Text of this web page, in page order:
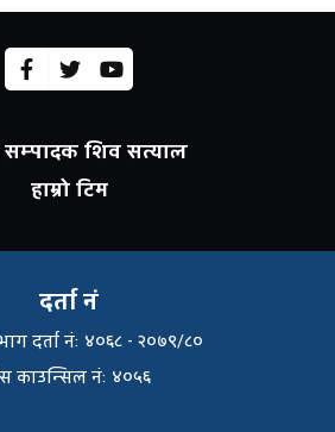
सम्पादक शिव सत्याल
हाम्रो टिम
दर्ता नं
दर्ता नंः ४०६८ - २०७९/८०
काउन्सिल नंः ४०५६